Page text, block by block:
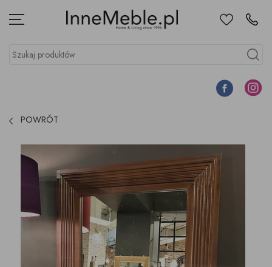
Menu UlubioneKontakt
Szukaj produktów
Szukaj
Facebook
POWRÓT